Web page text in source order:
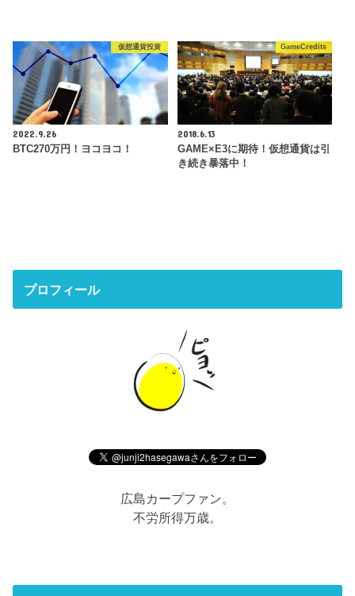
仮想通貨投資
2022.9.26
BTC270万円！ヨコヨコ！
GameCredits
2018.6.13
GAME×E3に期待！仮想通貨は引
き続き暴落中！
プロフィール
広島カープファン。
不労所得万歳。